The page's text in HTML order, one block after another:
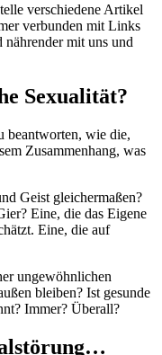
verschiedene Artikel
verbunden mit Links
mit uns und
Sexualität?
beantworten, wie die,
Zusammenhang, was
Geist gleichermaßen?
Eine, die das Eigene
Eine, die auf
ungewöhnlichen
bleiben? Ist gesunde
Immer? Überall?